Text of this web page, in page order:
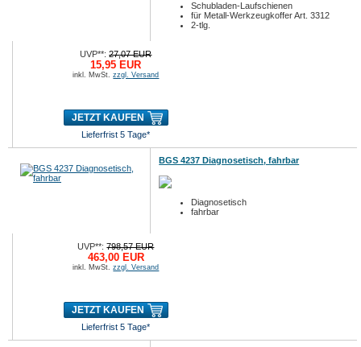
Schubladen-Laufschienen
für Metall-Werkzeugkoffer Art. 3312
2-tlg.
UVP**:27,07 EUR
15,95 EUR
inkl. MwSt.zzgl. Versand
JETZT KAUFEN
Lieferfrist 5 Tage*
BGS 4237 Diagnosetisch, fahrbar
Diagnosetisch
fahrbar
UVP**:798,57 EUR
463,00 EUR
inkl. MwSt.zzgl. Versand
JETZT KAUFEN
Lieferfrist 5 Tage*